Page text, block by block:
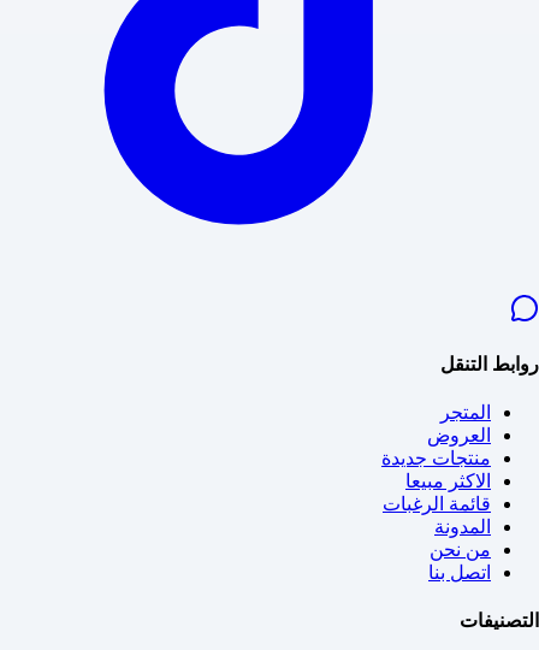
روابط التنقل
المتجر
العروض
منتجات جديدة
الاكثر مبيعا
قائمة الرغبات
المدونة
من نحن
اتصل بنا
التصنيفات